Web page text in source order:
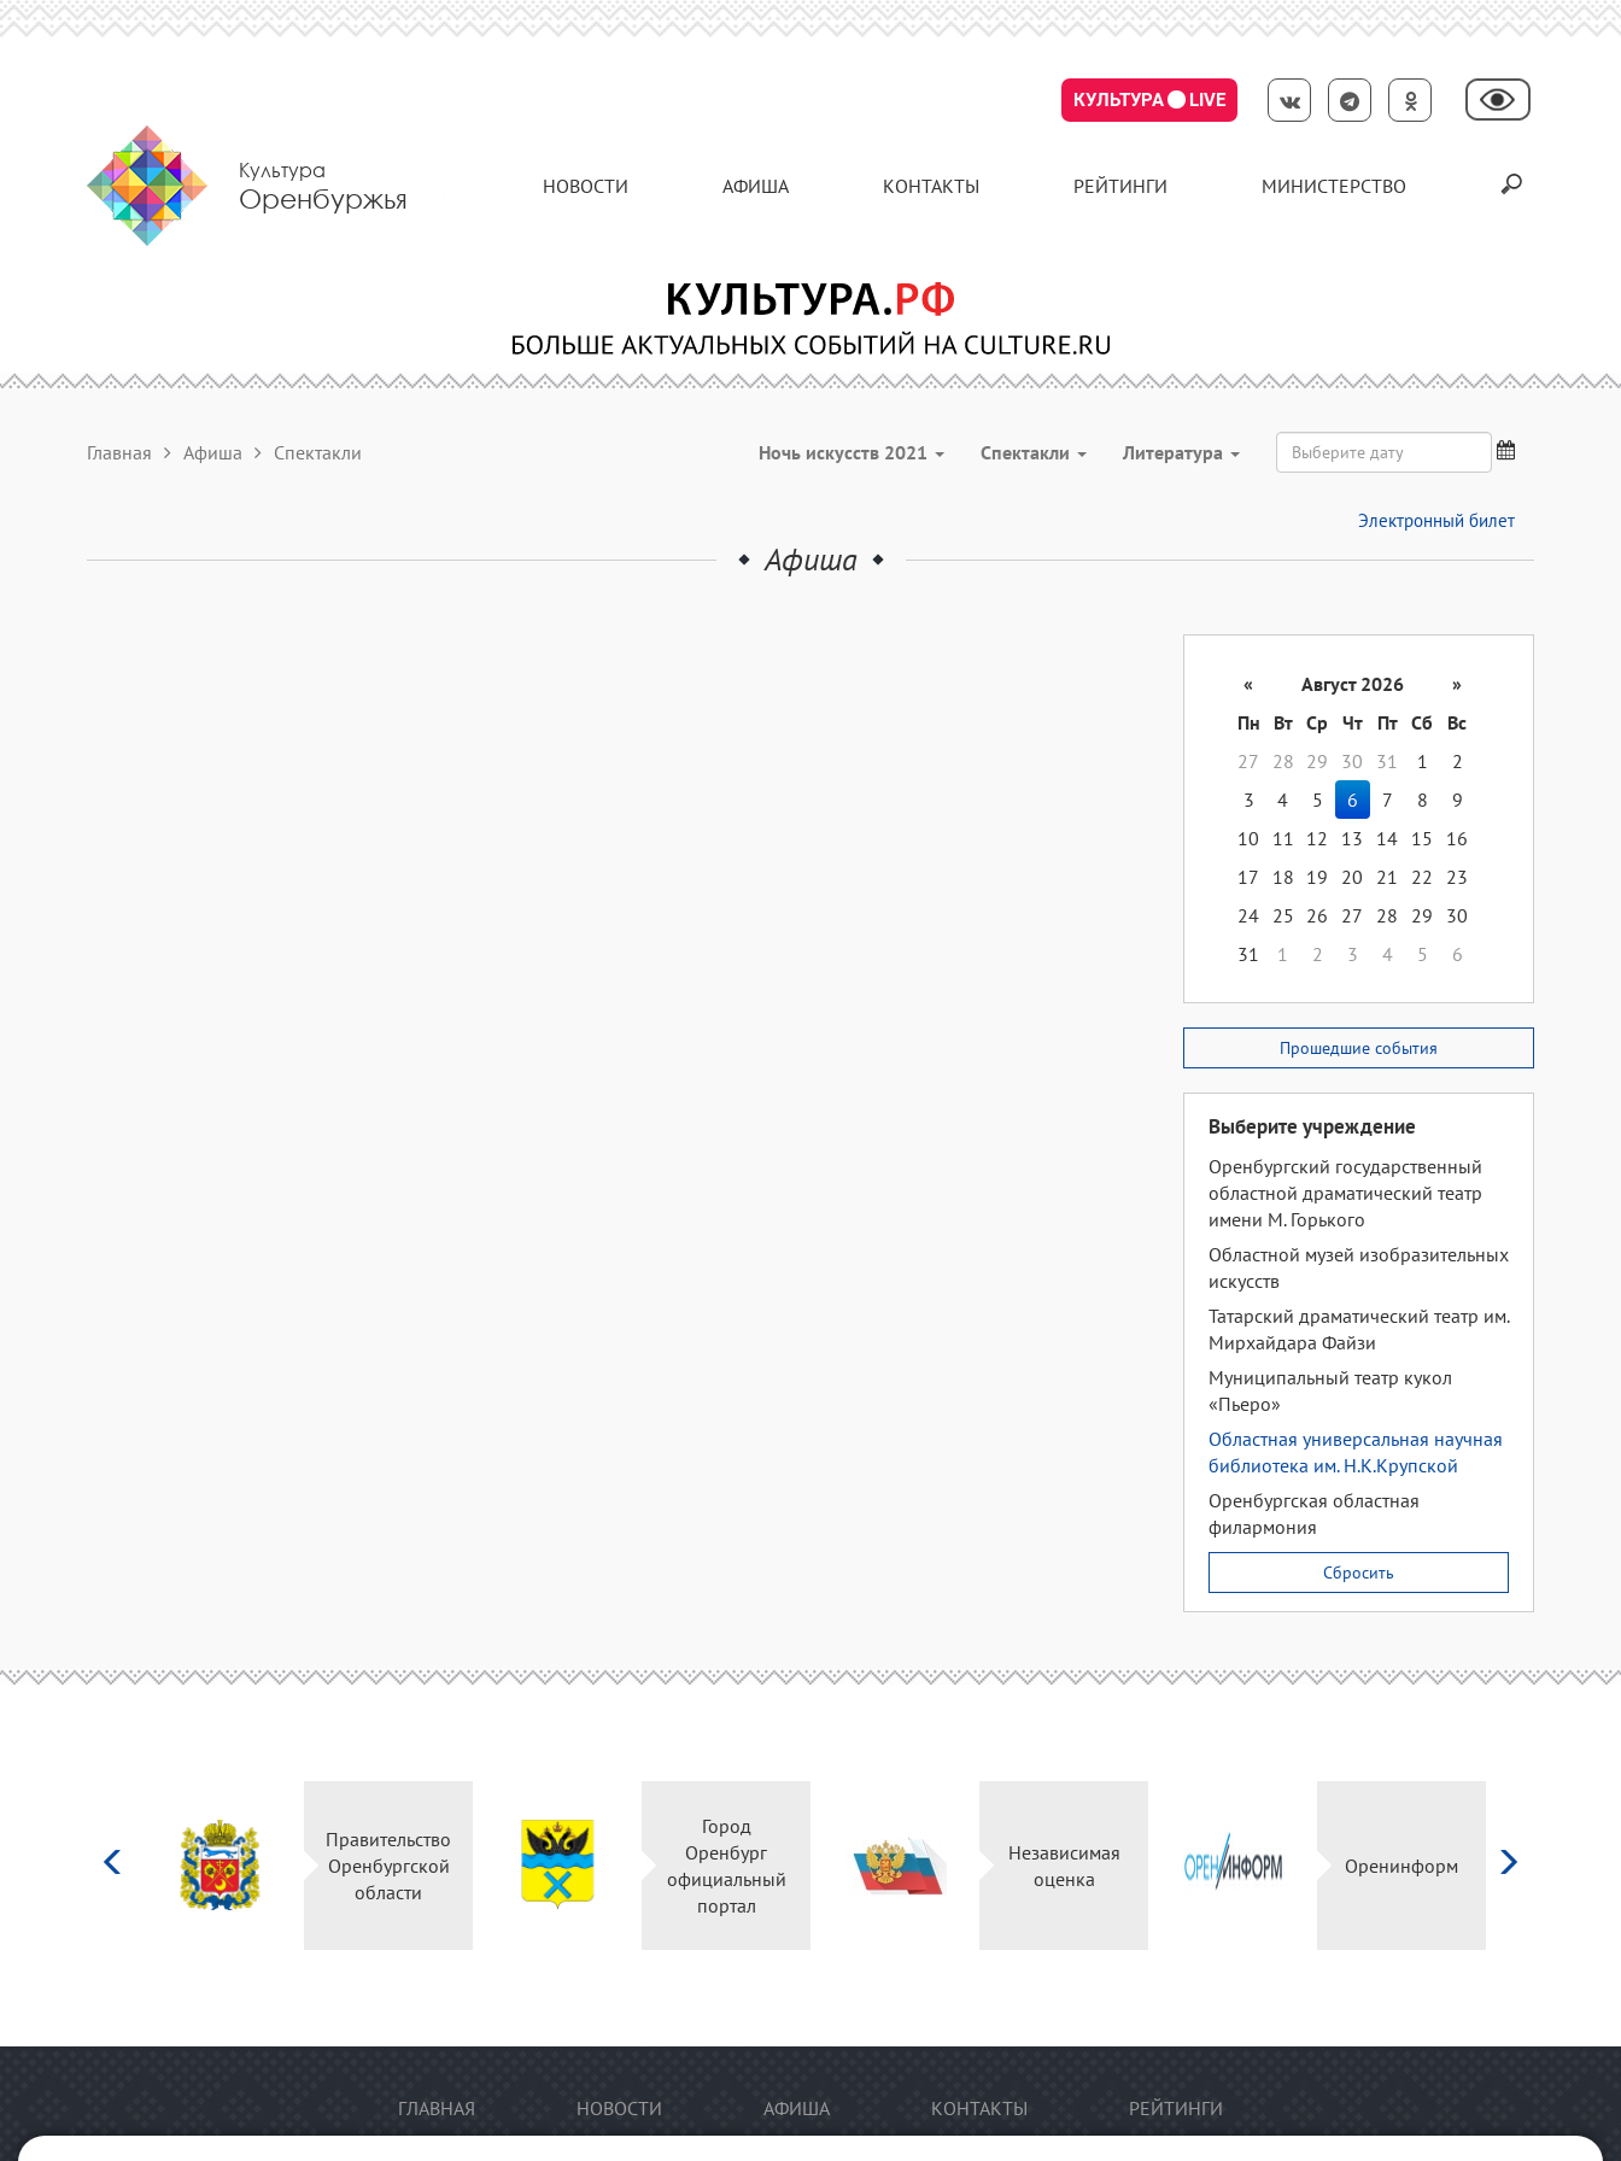
КУЛЬТУРА LIVE
Культура
Оренбуржья НОВОСТИ АФИША КОНТАКТЫ РЕЙТИНГИ МИНИСТЕРСТВО
Главная Афиша Спектакли Ночь искусств 2021 Спектакли Литература
Электронный билет
Афиша
« Август 2026
»
Пн
Вт Ср Чт Пт Сб
Вс
27
28 29 30 31 1
2
3
4 5 6 7 8
9
10
11 12 13 14 15
16
17
18 19 20 21 22
23
24 25 26 27 28 29
30
31
1 2 3 4 5 6
Прошедшие события
Выберите учреждение
Оренбургский государственный
областной драматический театр
имени М. Горького
Областной музей изобразительных
искусств
Татарский драматический театр им.
Мирхайдара Файзи
Муниципальный театр кукол
«Пьеро»
Областная универсальная научная
библиотека им. Н.К.Крупской
Оренбургская областная
филармония
Сбросить
Правительство
Оренбургской
области
Город
Оренбург
официальный
портал
Независимая
оценка
Оренинформ
ГЛАВНАЯ НОВОСТИ АФИША КОНТАКТЫ РЕЙТИНГИ